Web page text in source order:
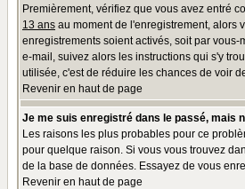
Premièrement, vérifiez que vous avez entré
13 ans au moment de l'enregistrement, alors
enregistrements soient activés, soit par
e-mail, suivez alors les instructions qui s'y
utilisée, c'est de réduire les chances de voir
Revenir en haut de page
Je me suis enregistré dans le passé, mais
Les raisons les plus probables pour ce
pour quelque raison. Si vous vous trouvez
de la base de données. Essayez de vous
Revenir en haut de page